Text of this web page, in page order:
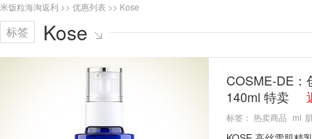
米饭粒海淘返利 >> 优惠列表 >> Kose
标签 Kose
COSME-DE：
140ml 特卖
标签： 热卖商品 ml